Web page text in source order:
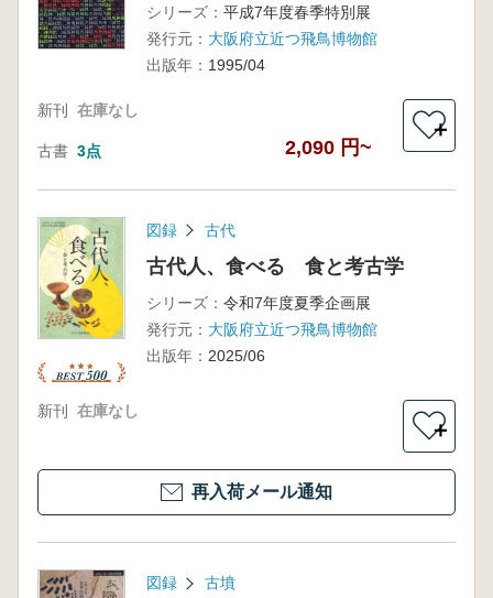
シリーズ： 平成7年度春季特別展
発行元： 大阪府立近つ飛鳥博物館
出版年： 1995/04
新刊 在庫なし
古書 3点 2,090 円~
＋
図録 古代
古代人、食べる 食と考古学
シリーズ： 令和7年度夏季企画展
発行元： 大阪府立近つ飛鳥博物館
出版年： 2025/06
新刊 在庫なし
＋
再入荷メール通知
図録 古墳